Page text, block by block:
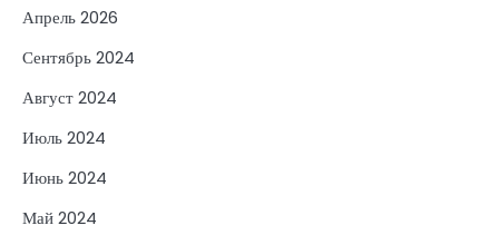
Апрель 2026
Сентябрь 2024
Август 2024
Июль 2024
Июнь 2024
Май 2024